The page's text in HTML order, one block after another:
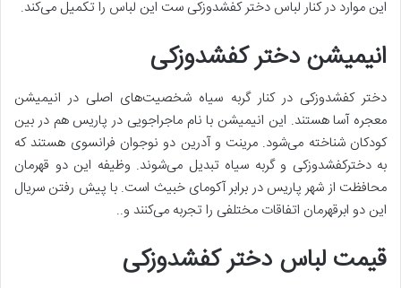
این موارد در کنار لباس دختر کفشدوزکی ست این لباس را تکمیل می‌کند.
انیمیشن دختر کفشدوزکی
دختر کفشدوزکی در کنار گربه سیاه شخصیت‌های اصلی در انیمیشن
معجره آسا هستند. این انیمیشن با نام ماجراجویی در پاریس هم در بین
کودکان شناخته می‌شود. مرینت و آدرین دو نوجوان فرانسوی هستند که
به دخترکفشدوزکی و گربه سیاه تبدیل می‌شوند. وظیفه این دو قهرمان
محافظت از شهر پاریس در برابر آکوما‌ی خبیث است. با پیش رفتن سریال
این دو ابرقهرمان اتفاقات مختلفی را تجربه می‌کنند و..
قیمت لباس دختر کفشدوزکی